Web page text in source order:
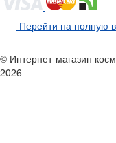
Перейти на полную
© Интернет-магазин
2026